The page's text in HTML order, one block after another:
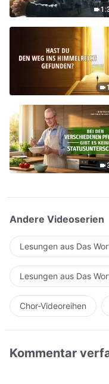
Andere Videoserien
Lesungen aus Das
Lesungen aus Das
Chor-Videoreihen
Kommentar